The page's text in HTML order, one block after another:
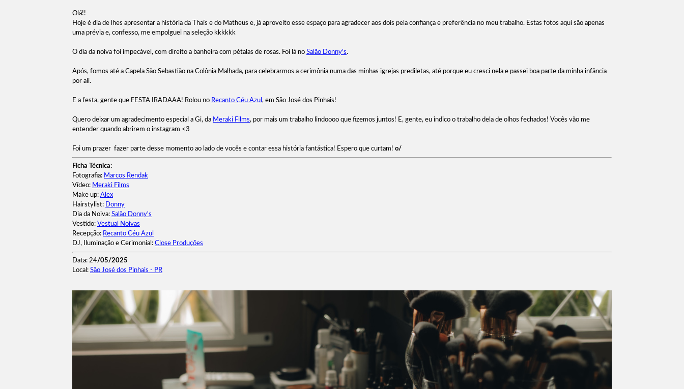
Olá!!
Hoje é dia de lhes apresentar a história da Thaís e do Matheus e, já aproveito esse espaço para agradecer aos dois pela confiança e preferência no meu trabalho. Estas fotos aqui são apenas
uma prévia e, confesso, me empolguei na seleção kkkkkk
O dia da noiva foi impecável, com direito a banheira com pétalas de rosas. Foi lá no Salão Donny's.
Após, fomos até a Capela São Sebastião na Colônia Malhada, para celebrarmos a cerimônia numa das minhas igrejas prediletas, até porque eu cresci nela e passei boa parte da minha infância
por ali.
E a festa, gente que FESTA IRADAAA! Rolou no Recanto Céu Azul , em São José dos Pinhais!
Quero deixar um agradecimento especial a Gi, da Meraki Films, por mais um trabalho lindoooo que fizemos juntos! E, gente, eu indico o trabalho dela de olhos fechados! Vocês vão me
entender quando abrirem o instagram <3
Foi um prazer fazer parte desse momento ao lado de vocês e contar essa história fantástica! Espero que curtam! o/
Ficha Técnica:
Fotografia: Marcos Rendak
Vídeo: Meraki Films
Make up: Alex
Hairstylist: Donny
Dia da Noiva: Salão Donny's
Vestido: Vestual Noivas
Recepção: Recanto Céu Azul
DJ, Iluminação e Cerimonial: Close Produções
Data: 24/05/2025
Local: São José dos Pinhais - PR